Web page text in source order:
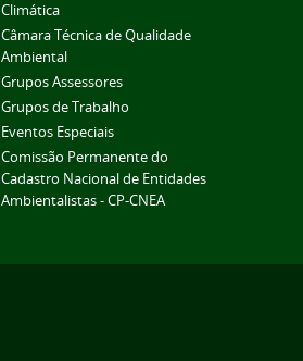
Climática
Câmara Técnica de Qualidade
Ambiental
Grupos Assessores
Grupos de Trabalho
Eventos Especiais
Comissão Permanente do
Cadastro Nacional de Entidades
Ambientalistas - CP-CNEA